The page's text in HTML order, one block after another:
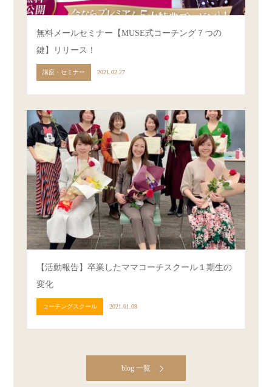
blog 一覧
無料メールセミナー【MUSE式コーチング７つの
鍵】リリース！
講座・セミナー 2021.02.27
【活動報告】卒業したママコーチスクール１期生の
変化
コーチングスクール 2021.01.08